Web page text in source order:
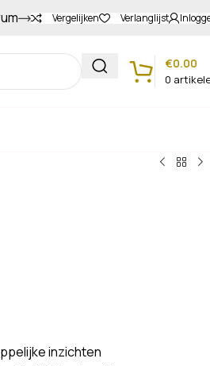
voor extra korting
Vergelijken Verlanglijst
0
€0.00
inzichten